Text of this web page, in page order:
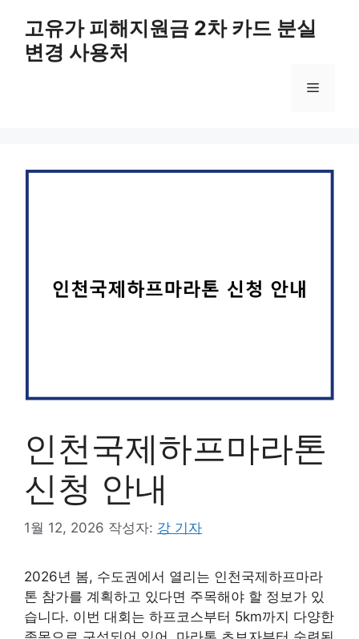
고유가 피해지원금 2차 카드 분실
변경 사용처
메
인천국제하프마라톤
신청 안내
1월 12, 2026 작성자: 강 기자
2026년 봄, 수도권에서 열리는 인천국제하프마라
톤 참가를 계획하고 있다면 주목해야 할 정보가 있
습니다. 이번 대회는 하프코스부터 5km까지 다양한